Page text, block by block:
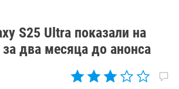
S25 Ultra показали на
два месяца до анонса